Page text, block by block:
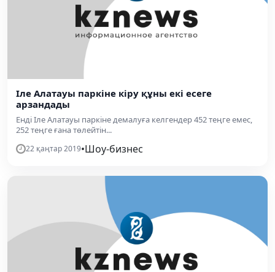
Іле Алатауы паркіне кіру құны екі есеге
арзандады
Енді Іле Алатауы паркіне демалуға келгендер 452 теңге емес,
252 теңге ғана төлейтін...
22 қаңтар 2019•Шоу-бизнес